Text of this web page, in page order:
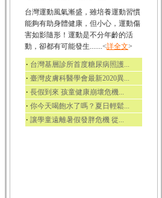
台灣運動風氣漸盛，雖培養運動習慣
能夠有助身體健康，但小心，運動傷
害如影隨形！運動是不分年齡的活
動，卻都有可能發生.......<詳全文>
‧ 台灣基層診所首度糖尿病照護...
‧ 臺灣皮膚科醫學會最新2020異...
‧ 長假到來 孩童健康崩壞危機...
‧ 你今天喝飽水了嗎？夏日輕鬆...
‧ 讓學童遠離暑假發胖危機 從...